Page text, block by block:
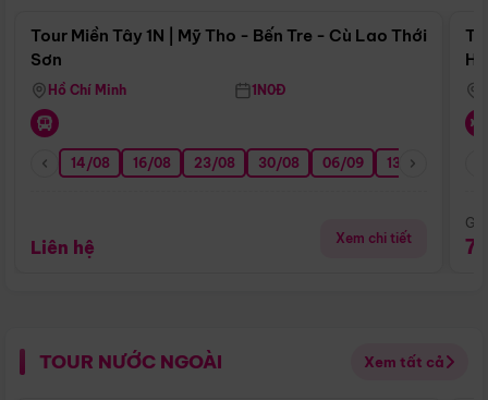
Tour Miền Tây 1N | Mỹ Tho - Bến Tre - Cù Lao Thới
Sơn
Hồ Chí Minh 1N0Đ
14/08 16/08 23/08 30/08 06/09 13/09
Liên hệ Xem chi tiết
TOUR NƯỚC NGOÀI Xem tất cả
Điểm nổi bật